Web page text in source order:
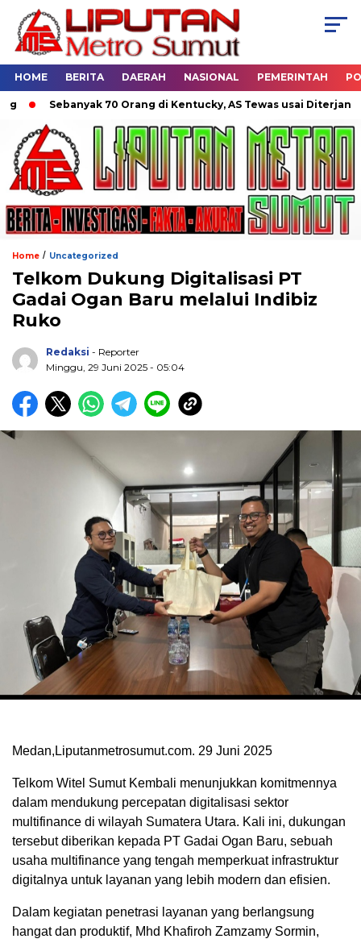
HOME BERITA DAERAH NASIONAL PEMERINTAH
Sebanyak 70 Orang di Kentucky, AS Tewas usai Diterjang
Home / Uncategorized
Telkom Dukung Digitalisasi PT
Gadai Ogan Baru melalui Indibiz
Ruko
Redaksi - Reporter
Minggu, 29 Juni 2025 - 05:04
Medan,Liputanmetrosumut.com. 29 Juni 2025
Telkom Witel Sumut Kembali menunjukkan komitmennya
dalam mendukung percepatan digitalisasi sektor
multifinance di wilayah Sumatera Utara. Kali ini, dukungan
tersebut diberikan kepada PT Gadai Ogan Baru, sebuah
usaha multifinance yang tengah memperkuat infrastruktur
digitalnya untuk layanan yang lebih modern dan efisien.
Dalam kegiatan penetrasi layanan yang berlangsung
hangat dan produktif, Mhd Khafiroh Zamzamy Sormin,